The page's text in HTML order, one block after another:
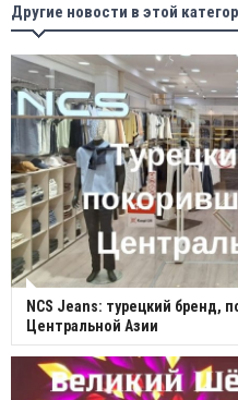
Другие новости в этой
NCS Jeans: турецкий бренд,
Центральной Азии